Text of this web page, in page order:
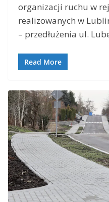
organizacji ruchu w
realizowanych w
– przedłużenia ul.
Read More